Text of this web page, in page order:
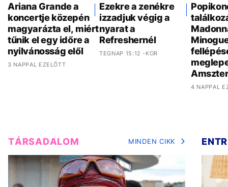
Ariana Grande a
koncertje közepén
magyarázta el, miért
tűnik el egy időre a
nyilvánosság elől
3 NAPPAL EZELŐTT
Ezekre a zenékre
izzadjuk végig a
nyarat a
Refreshernél
TEGNAP 15:12 -KOR
4 NAPPAL
TÁRSADALOM MINDEN CIKK ENTR